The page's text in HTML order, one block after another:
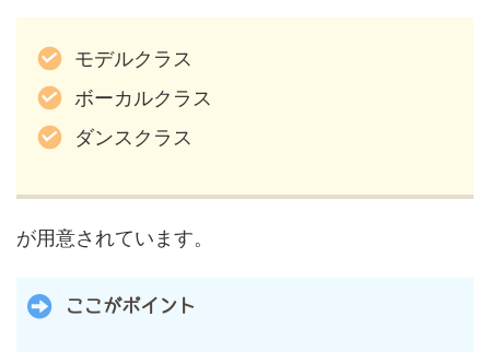
モデルクラス
ボーカルクラス
ダンスクラス
が用意されています。
ここがポイント